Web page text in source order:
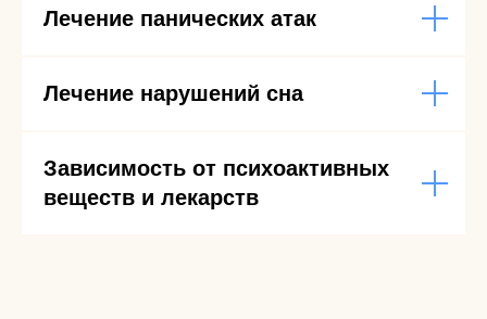
Лечение панических атак
Лечение нарушений сна
Зависимость от психоактивных
веществ и лекарств